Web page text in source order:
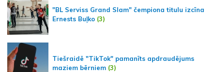
"BL Serviss Grand Slam" čempiona titulu izcīna
Ernests Buļko (3)
Tiešraidē "TikTok" pamanīts apdraudējums
maziem bērniem (3)